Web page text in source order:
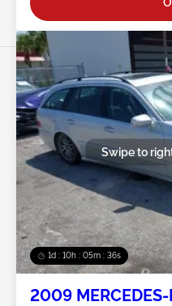
1d : 10h : 05m : 34s
Swipe to
2009